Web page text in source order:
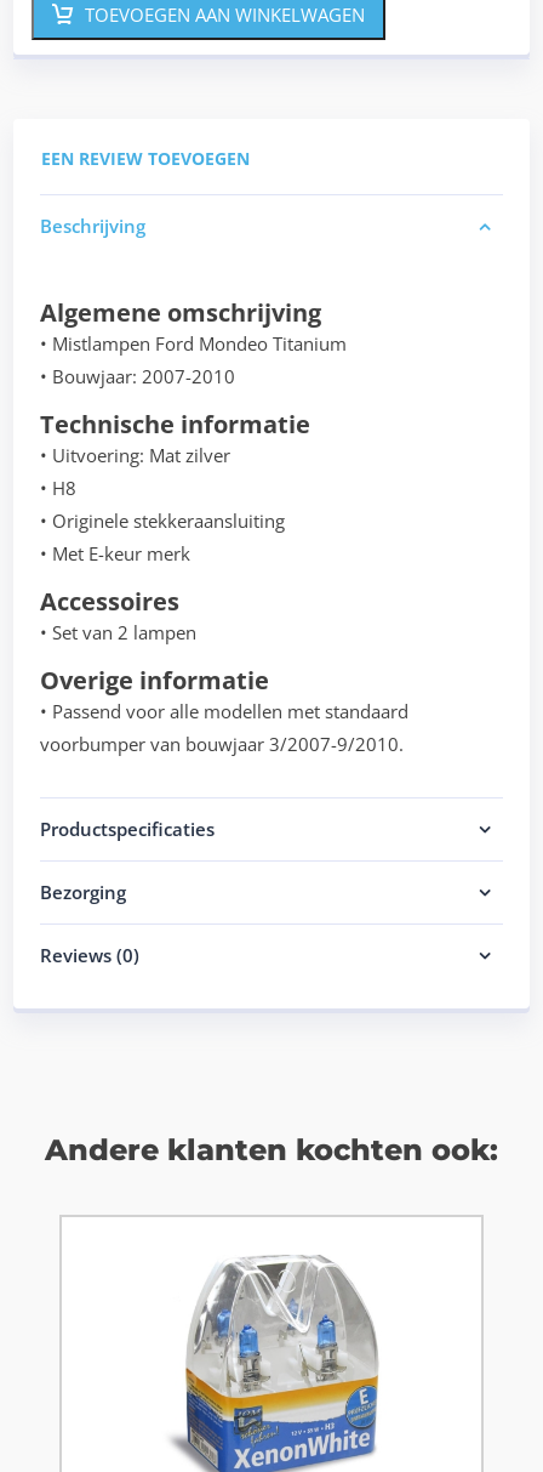
TOEVOEGEN AAN WINKELWAGEN
EEN REVIEW TOEVOEGEN
Beschrijving
Algemene omschrijving
• Mistlampen Ford Mondeo Titanium
• Bouwjaar: 2007-2010
Technische informatie
• Uitvoering: Mat zilver
• H8
• Originele stekkeraansluiting
• Met E-keur merk
Accessoires
• Set van 2 lampen
Overige informatie
• Passend voor alle modellen met standaard
voorbumper van bouwjaar 3/2007-9/2010.
Productspecificaties
Bezorging
Reviews (0)
Andere klanten kochten ook: